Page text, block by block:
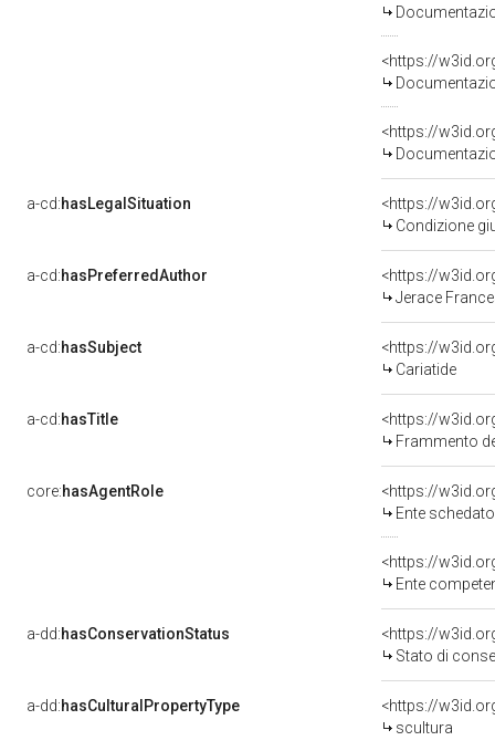
a-cd:hasLegalSituation
Condizione
a-cd:hasPreferredAuthor
<https://
Jerace
a-cd:hasSubject
<https://
Cariatide
a-cd:hasTitle
Frammento
core:hasAgentRole
<https://
Ente schedatore
<https://
Ente competente
a-dd:hasConservationStatus
<https://
Stato di
a-dd:hasCulturalPropertyType
<https://
scultura